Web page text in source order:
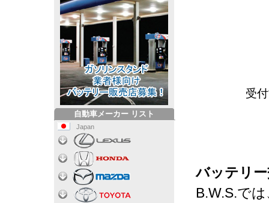
受
バッテリ
B.W.S.で
自動車メーカー リスト
Japan